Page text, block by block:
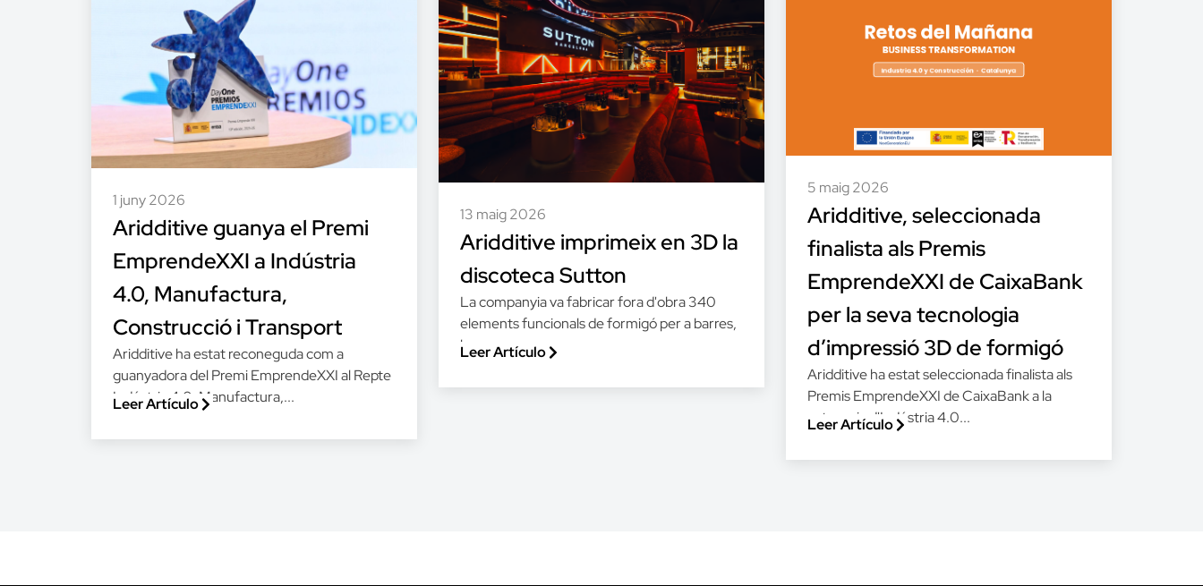
1 juny 2026
Aridditive guanya el Premi
EmprendeXXI a Indústria
4.0, Manufactura,
Construcció i Transport
Aridditive ha estat reconeguda com a
guanyadora del Premi EmprendeXXI al Repte
Indústria 4.0, Manufactura,...
Leer Artículo
13 maig 2026
Aridditive imprimeix en 3D la
discoteca Sutton
La companyia va fabricar fora d'obra 340
elements funcionals de formigó per a barres,
bancs,...
Leer Artículo
5 maig 2026
Aridditive, seleccionada
finalista als Premis
EmprendeXXI de CaixaBank
per la seva tecnologia
d’impressió 3D de formigó
Aridditive ha estat seleccionada finalista als
Premis EmprendeXXI de CaixaBank a la
categoria d'Indústria 4.0...
Leer Artículo